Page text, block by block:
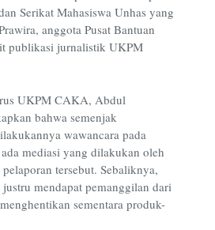
Serikat Mahasiswa Unhas yang
anggota Pusat Bantuan
publikasi jurnalistik UKPM
UKPM CAKA, Abdul
bahwa semenjak
wawancara pada
mediasi yang dilakukan oleh
tersebut. Sebaliknya,
mendapat pemanggilan dari
sementara produk-